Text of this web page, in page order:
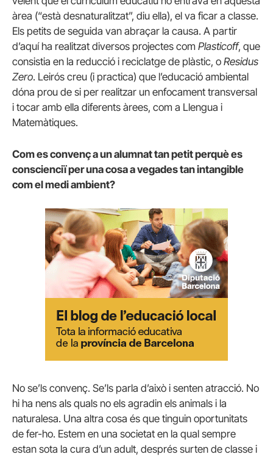
àrea (“està desnaturalitzat”, diu ella), el va ficar a classe.
Els petits de seguida van abraçar la causa. A partir
d’aquí ha realitzat diversos projectes com Plasticoff, que
consistia en la reducció i reciclatge de plàstic, o Residus
Zero. Leirós creu (i practica) que l’educació ambiental
dóna prou de si per realitzar un enfocament transversal
i tocar amb ella diferents àrees, com a Llengua i
Matemàtiques.
Com es convenç a un alumnat tan petit perquè es
conscienciï per una cosa a vegades tan intangible
com el medi ambient?
No se’ls convenç. Se’ls parla d’això i senten atracció. No
hi ha nens als quals no els agradin els animals i la
naturalesa. Una altra cosa és que tinguin oportunitats
de fer-ho. Estem en una societat en la qual sempre
estan sota la cura d’un adult, després surten de classe i